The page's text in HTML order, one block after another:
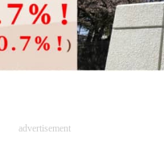
advertisement